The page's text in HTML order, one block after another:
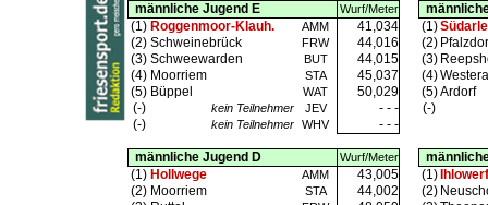
männliche Jugend E Wurf/Meter
(1) Roggenmoor-Klauh. AMM 41,034 (1)Südarle
(2) Schweinebrück FRW 44,016 (2)
(3) Schweewarden BUT 44,015 (3)
(4) Moorriem STA 45,037 (4)
(5) Büppel WAT 50,029 (5)Ardorf
(-)
kein Teilnehmer JEV - - -
(-)
(-)
kein Teilnehmer WHV - - -
männliche Jugend D Wurf/Meter
(1) Hollwege AMM 43,005 (1)
(2) Moorriem STA 44,002 (2)